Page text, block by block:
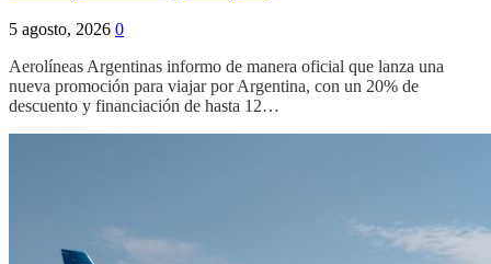
5 agosto, 2026 0
Aerolíneas Argentinas informo de manera oficial que lanza una
nueva promoción para viajar por Argentina, con un 20% de
descuento y financiación de hasta 12…